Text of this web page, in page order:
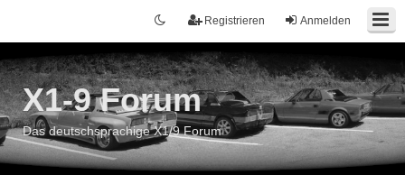
Anmelden
Registrieren
X1-9 Forum
Das deutschsprachige X1/9 Forum